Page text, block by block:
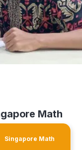
Math
Singapore Math